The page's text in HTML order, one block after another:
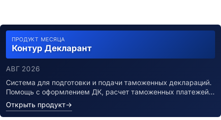
ПРОДУКТ МЕСЯЦА
Контур Декларант
АВГ 2026
Система для подготовки и подачи таможенных деклараций.
Помощь с оформлением ДК, расчет таможенных платежей…
Открыть продукт→